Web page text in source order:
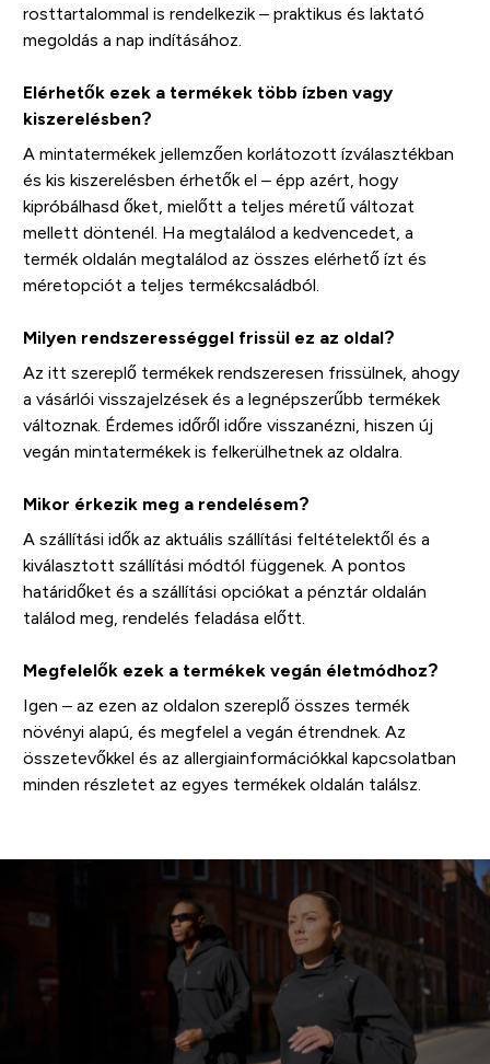
rosttartalommal is rendelkezik – praktikus és laktató
megoldás a nap indításához.
Elérhetők ezek a termékek több ízben vagy
kiszerelésben?
A mintatermékek jellemzően korlátozott ízválasztékban
és kis kiszerelésben érhetők el – épp azért, hogy
kipróbálhasd őket, mielőtt a teljes méretű változat
mellett döntenél. Ha megtalálod a kedvencedet, a
termék oldalán megtalálod az összes elérhető ízt és
méretopciót a teljes termékcsaládból.
Milyen rendszerességgel frissül ez az oldal?
Az itt szereplő termékek rendszeresen frissülnek, ahogy
a vásárlói visszajelzések és a legnépszerűbb termékek
változnak. Érdemes időről időre visszanézni, hiszen új
vegán mintatermékek is felkerülhetnek az oldalra.
Mikor érkezik meg a rendelésem?
A szállítási idők az aktuális szállítási feltételektől és a
kiválasztott szállítási módtól függenek. A pontos
határidőket és a szállítási opciókat a pénztár oldalán
találod meg, rendelés feladása előtt.
Megfelelők ezek a termékek vegán életmódhoz?
Igen – az ezen az oldalon szereplő összes termék
növényi alapú, és megfelel a vegán étrendnek. Az
összetevőkkel és az allergiainformációkkal kapcsolatban
minden részletet az egyes termékek oldalán találsz.